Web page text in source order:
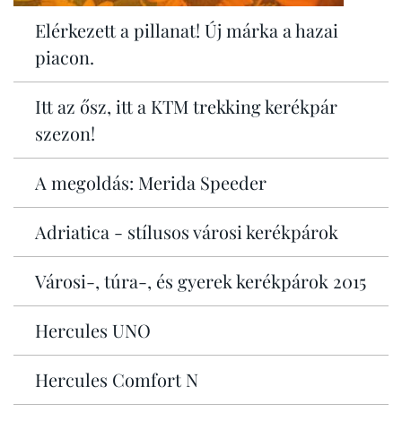
Elérkezett a pillanat! Új márka a hazai
piacon.
Itt az ősz, itt a KTM trekking kerékpár
szezon!
A megoldás: Merida Speeder
Adriatica - stílusos városi kerékpárok
Városi-, túra-, és gyerek kerékpárok 2015
Hercules UNO
Hercules Comfort N